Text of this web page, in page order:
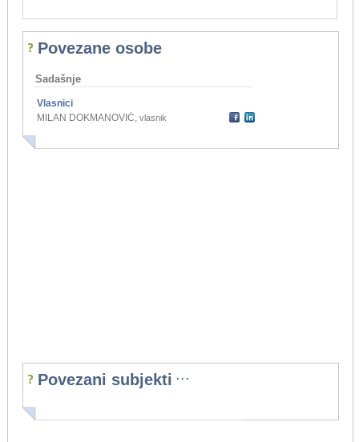
Povezane osobe
Sadašnje
Vlasnici
MILAN DOKMANOVIĆ, vlasnik
Povezani subjekti ...